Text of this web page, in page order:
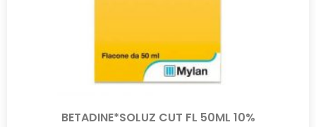
BETADINE*SOLUZ CUT FL 50ML 10%